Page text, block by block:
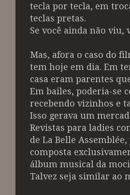
tecla por tecla, em
teclas pretas.
Se você ainda não
Mas, afora o caso do
tem hoje em dia. Em
casa eram parentes
Em bailes, poderia-se
recebendo vizinhos e
Isso gerava um
Revistas para ladies
de La Belle
composta
álbum musical da
Talvez seja similar ao